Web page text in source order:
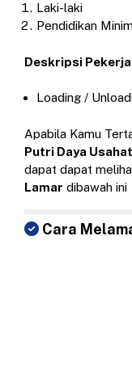
Laki-laki
Pendidikan
Deskripsi
Loading /
Apabila Kamu
Putri Daya
dapat dapat
Lamar dibawah ini
Cara